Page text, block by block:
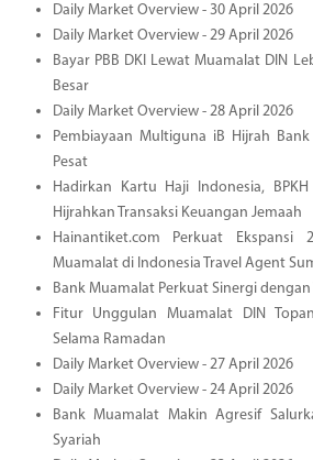
Daily Market Overview - 30 April 2026
Daily Market Overview - 29 April 2026
Bayar PBB DKI Lewat Muamalat DIN
Besar
Daily Market Overview - 28 April 2026
Pembiayaan Multiguna iB Hijrah
Pesat
Hadirkan Kartu Haji Indonesia,
Hijrahkan Transaksi Keuangan Jemaah
Hainantiket.com Perkuat Ekspansi
Muamalat di Indonesia Travel Agent
Bank Muamalat Perkuat Sinergi dengan
Fitur Unggulan Muamalat DIN
Selama Ramadan
Daily Market Overview - 27 April 2026
Daily Market Overview - 24 April 2026
Bank Muamalat Makin Agresif
Syariah